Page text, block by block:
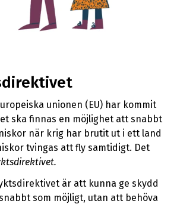
unionen (EU) har kommit
ska finnas en möjlighet att snabbt
när krig har brutit ut i ett land
tvingas att fly samtidigt. Det
är att kunna ge skydd
som möjligt, utan att behöva